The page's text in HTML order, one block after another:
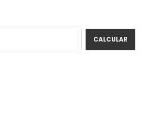
CALCULAR